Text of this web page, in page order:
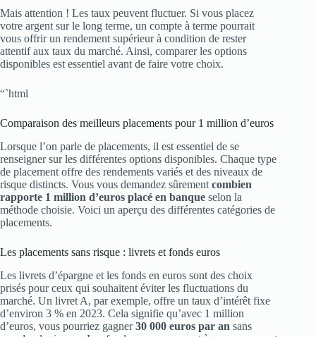
Mais attention ! Les taux peuvent fluctuer. Si vous placez
votre argent sur le long terme, un compte à terme pourrait
vous offrir un rendement supérieur à condition de rester
attentif aux taux du marché. Ainsi, comparer les options
disponibles est essentiel avant de faire votre choix.
“`html
Comparaison des meilleurs placements pour 1 million d’euros
Lorsque l’on parle de placements, il est essentiel de se
renseigner sur les différentes options disponibles. Chaque type
de placement offre des rendements variés et des niveaux de
risque distincts. Vous vous demandez sûrement combien
rapporte 1 million d’euros placé en banque selon la
méthode choisie. Voici un aperçu des différentes catégories de
placements.
Les placements sans risque : livrets et fonds euros
Les livrets d’épargne et les fonds en euros sont des choix
prisés pour ceux qui souhaitent éviter les fluctuations du
marché. Un livret A, par exemple, offre un taux d’intérêt fixe
d’environ 3 % en 2023. Cela signifie qu’avec 1 million
d’euros, vous pourriez gagner30 000 euros par an sans